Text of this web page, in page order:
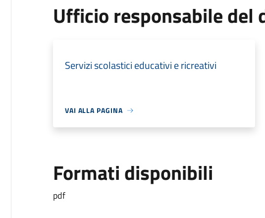
Ufficio responsabile del
Servizi scolastici educativi e ricreativi
VAI ALLA PAGINA
Formati disponibili
pdf